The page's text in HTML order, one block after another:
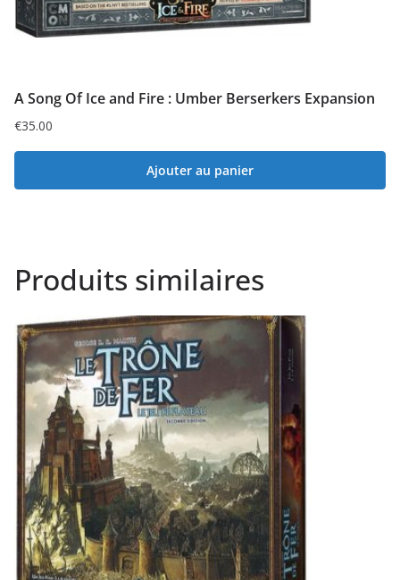
A Song Of Ice and Fire : Umber Berserkers Expansion
€35.00
Ajouter au panier
Produits similaires